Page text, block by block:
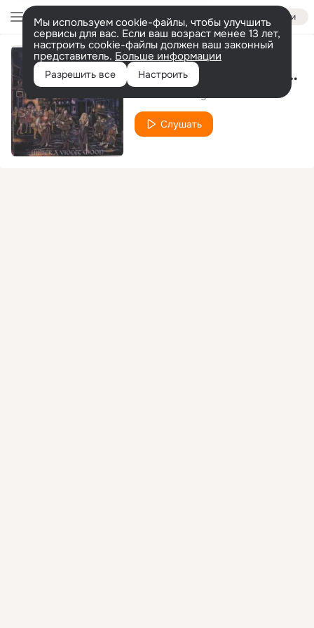
Войти
Мы используем cookie-файлы, чтобы улучшить
сервисы для вас. Если ваш возраст менее 13 лет,
настроить cookie-файлы должен ваш законный
представитель. Больше информации
Разрешить все Настроить Possum Goes to Prague
Слушать